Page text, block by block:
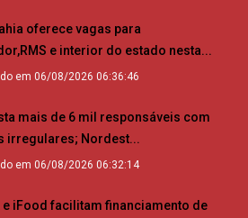
oferece vagas para
e interior do estado nesta...
em 06/08/2026 06:36:46
mais de 6 mil responsáveis com
irregulares; Nordest...
em 06/08/2026 06:32:14
e iFood facilitam financiamento de